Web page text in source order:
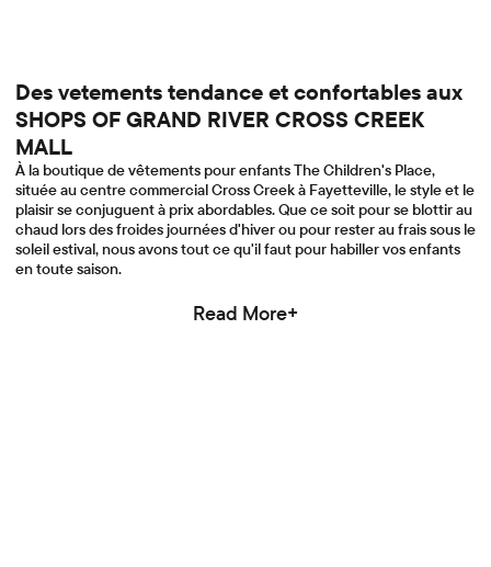
Des vetements tendance et confortables aux
SHOPS OF GRAND RIVER CROSS CREEK
MALL
À la boutique de vêtements pour enfants The Children's Place,
située au centre commercial Cross Creek à Fayetteville, le style et le
plaisir se conjuguent à prix abordables. Que ce soit pour se blottir au
chaud lors des froides journées d'hiver ou pour rester au frais sous le
soleil estival, nous avons tout ce qu'il faut pour habiller vos enfants
en toute saison.
Read More+